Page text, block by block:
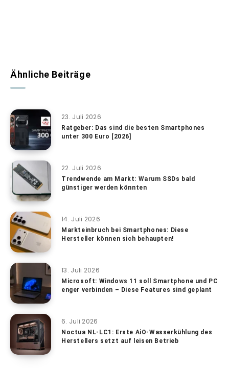
Ähnliche Beiträge
23. Juli 2026
Ratgeber: Das sind die besten Smartphones
unter 300 Euro [2026]
22. Juli 2026
Trendwende am Markt: Warum SSDs bald
günstiger werden könnten
14. Juli 2026
Markteinbruch bei Smartphones: Diese
Hersteller können sich behaupten!
13. Juli 2026
Microsoft: Windows 11 soll Smartphone und PC
enger verbinden – Diese Features sind geplant
6. Juli 2026
Noctua NL-LC1: Erste AiO-Wasserkühlung des
Herstellers setzt auf leisen Betrieb